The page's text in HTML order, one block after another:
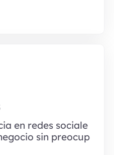
en redes sociale
sin preocup